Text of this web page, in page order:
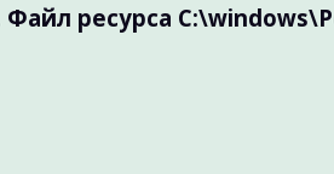
ресурса